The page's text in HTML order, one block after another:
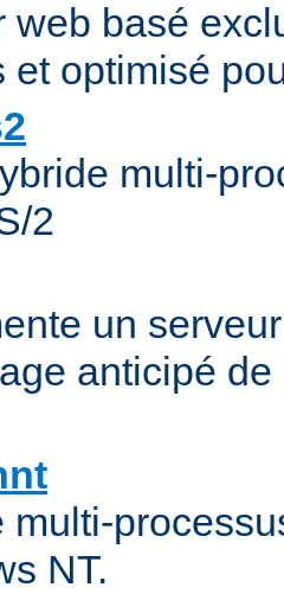
web basé
et optimisé
multi-
2
un
anticipé
multi-
NT.